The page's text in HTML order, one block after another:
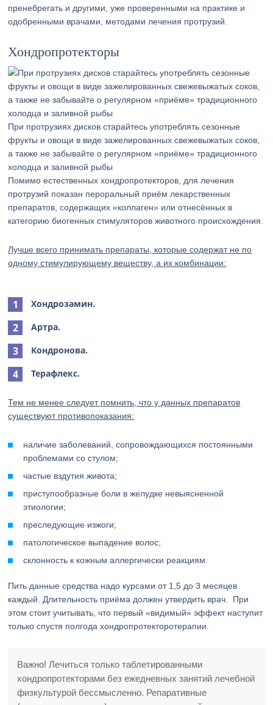
пренебрегать и другими, уже проверенными на практике и
одобренными врачами, методами лечения протрузий.
Хондропротекторы
При протрузиях дисков старайтесь употреблять сезонные
фрукты и овощи в виде зажелированных свежевыжатых соков,
а также не забывайте о регулярном «приёме» традиционного
холодца и заливной рыбы
Помимо естественных хондропротекторов, для лечения
протрузий показан пероральный приём лекарственных
препаратов, содержащих «коллаген» или отнесённых в
категорию биогенных стимуляторов животного происхождения.
Лучше всего принимать препараты, которые содержат не по
одному стимулирующему веществу, а их комбинации:
Хондрозамин.
Артра.
Кондронова.
Терафлекс.
Тем не менее следует помнить, что у данных препаратов
существуют противопоказания:
наличие заболеваний, сопровождающихся постоянными
проблемами со стулом;
частые вздутия живота;
приступообразные боли в желудке невыясненной
этиологии;
преследующие изжоги;
патологическое выпадение волос;
склонность к кожным аллергически реакциям.
Пить данные средства надо курсами от 1,5 до 3 месяцев
каждый. Длительность приёма должен утвердить врач. При
этом стоит учитывать, что первый «видимый» эффект наступит
только спустя полгода хондропротекторотерапии.
Важно! Лечиться только таблетированными
хондропротекторами без ежедневных занятий лечебной
физкультурой бессмысленно. Репаративные